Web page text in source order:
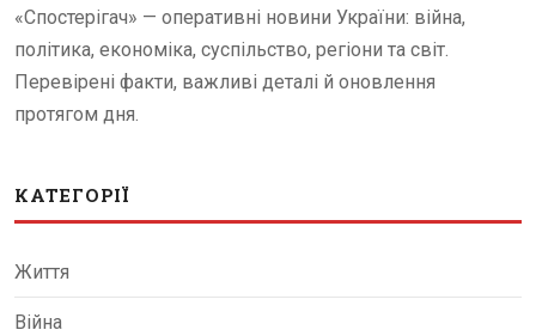
«Спостерігач» — оперативні новини України: війна,
політика, економіка, суспільство, регіони та світ.
Перевірені факти, важливі деталі й оновлення
протягом дня.
КАТЕГОРІЇ
Життя
Війна